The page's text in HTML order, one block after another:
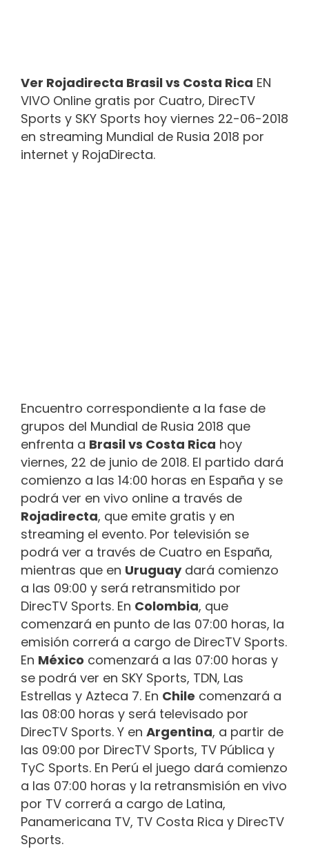
Ver Rojadirecta Brasil vs Costa Rica EN
VIVO Online gratis por Cuatro, DirecTV
Sports y SKY Sports hoy viernes 22-06-2018
en streaming Mundial de Rusia 2018 por
internet y RojaDirecta.
Encuentro correspondiente a la fase de
grupos del Mundial de Rusia 2018 que
enfrenta a Brasil vs Costa Rica hoy
viernes, 22 de junio de 2018. El partido dará
comienzo a las 14:00 horas en España y se
podrá ver en vivo online a través de
Rojadirecta, que emite gratis y en
streaming el evento. Por televisión se
podrá ver a través de Cuatro en España,
mientras que en Uruguaydará comienzo
a las 09:00 y será retransmitido por
DirecTV Sports. En Colombia, que
comenzará en punto de las 07:00 horas, la
emisión correrá a cargo de DirecTV Sports.
En México comenzará a las 07:00 horas y
se podrá ver en SKY Sports, TDN, Las
Estrellas y Azteca 7. En Chile comenzará a
las 08:00 horas y será televisado por
DirecTV Sports. Y en Argentina, a partir de
las 09:00 por DirecTV Sports, TV Pública y
TyC Sports. En Perú el juego dará comienzo
a las 07:00 horas y la retransmisión en vivo
por TV correrá a cargo de Latina,
Panamericana TV, TV Costa Rica y DirecTV
Sports.